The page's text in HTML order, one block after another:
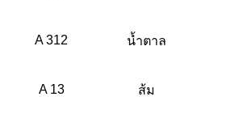
A 312 น้ำตาล
A 13 ส้ม